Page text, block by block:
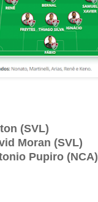
(SVL)
Moran (SVL)
Pupiro (NCA)